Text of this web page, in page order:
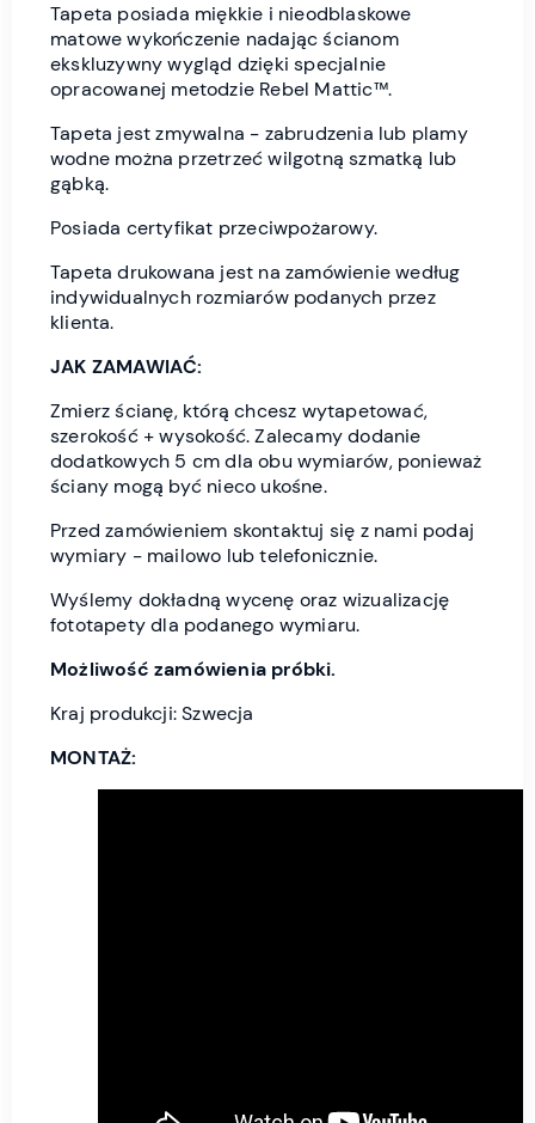
Tapeta posiada miękkie i nieodblaskowe
matowe wykończenie nadając ścianom
ekskluzywny wygląd dzięki specjalnie
opracowanej metodzie Rebel Mattic™.
Tapeta jest zmywalna - zabrudzenia lub plamy
wodne można przetrzeć wilgotną szmatką lub
gąbką.
Posiada certyfikat przeciwpożarowy.
Tapeta drukowana jest na zamówienie według
indywidualnych rozmiarów podanych przez
klienta.
JAK ZAMAWIAĆ:
Zmierz ścianę, którą chcesz wytapetować,
szerokość + wysokość. Zalecamy dodanie
dodatkowych 5 cm dla obu wymiarów, ponieważ
ściany mogą być nieco ukośne.
Przed zamówieniem skontaktuj się z nami podaj
wymiary - mailowo lub telefonicznie.
Wyślemy dokładną wycenę oraz wizualizację
fototapety dla podanego wymiaru.
Możliwość zamówienia próbki.
Kraj produkcji: Szwecja
MONTAŻ: